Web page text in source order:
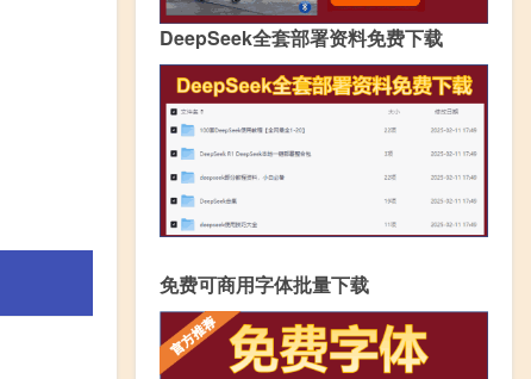
DeepSeek全套部署资料免费下载
免费可商用字体批量下载